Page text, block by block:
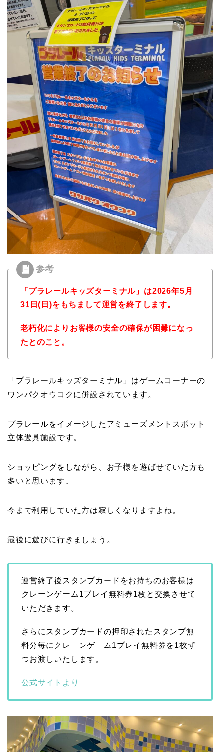
「プラレールキッズターミナル」は2026年5月
31日(日)をもちまして運営を終了します。
老朽化によりお客様の安全の確保が困難になっ
たとのこと。
「プラレールキッズターミナル」はゲームコーナーの
ワンパクオウコクに併設されています。
プラレールをイメージしたアミューズメントスポット
立体遊具施設です。
ショッピングをしながら、お子様を遊ばせていた方も
多いと思います。
今まで利用していた方は寂しくなりますよね。
最後に遊びに行きましょう。
運営終了後スタンプカードをお持ちのお客様は
クレーンゲーム1プレイ無料券1枚と交換させて
いただきます。
さらにスタンプカードの押印されたスタンプ無
料分毎にクレーンゲーム1プレイ無料券を1枚ず
つお渡しいたします。
公式サイトより